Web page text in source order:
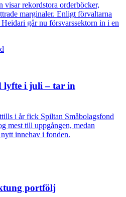
visar rekordstora orderböcker,
marginaler. Enligt förvaltarna
går nu försvarssektorn in i en
lyfte i juli – tar in
i år fick Spiltan Småbolagsfond
mest till uppgången, medan
innehav i fonden.
portfölj